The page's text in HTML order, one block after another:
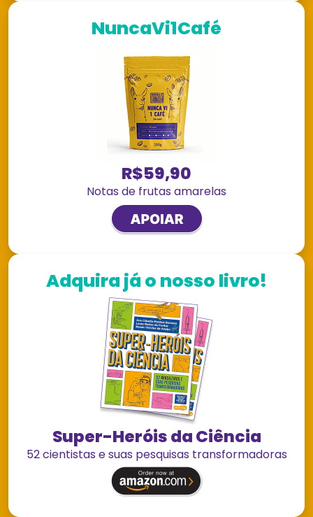
NuncaVi1Café
R$59,90
Notas de frutas amarelas
Adquira já o nosso livro!
Super-Heróis da Ciência
52 cientistas e suas pesquisas transformadoras